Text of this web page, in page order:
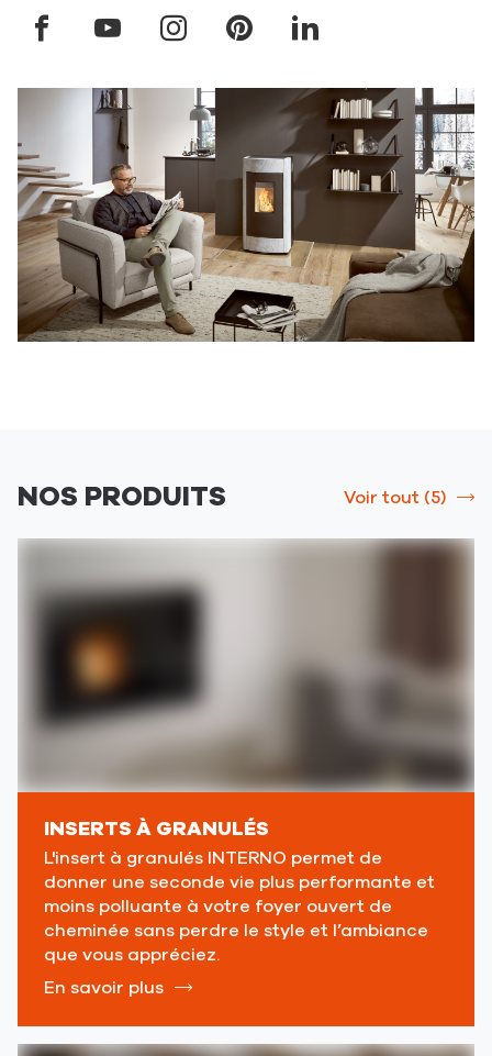
RIKA
-
Pontault
Combault
RIKA
-
Pontault
Combault
RIKA
-
Pontault
Combault
RIKA
-
Pontault
Combault
RIKA
-
Pontault
Combault
NOS PRODUITS Voir tout (5)
srLabel
INSERTS À GRANULÉS
L'insert à granulés INTERNO permet de
donner une seconde vie plus performante et
moins polluante à votre foyer ouvert de
cheminée sans perdre le style et l’ambiance
que vous appréciez.
En savoir plus